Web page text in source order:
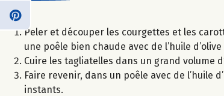
Peler et découper les courgettes et les
une poêle bien chaude avec de l’huile
Cuire les tagliatelles dans un grand volume
Faire revenir, dans un poêle avec de l’huile
instants.